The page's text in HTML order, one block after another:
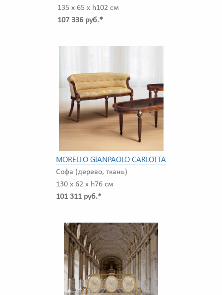
135 x 65 x h102 см
107 336 руб.*
MORELLO GIANPAOLO CARLOTTA
Софа (дерево, ткань)
130 x 62 x h76 см
101 311 руб.*